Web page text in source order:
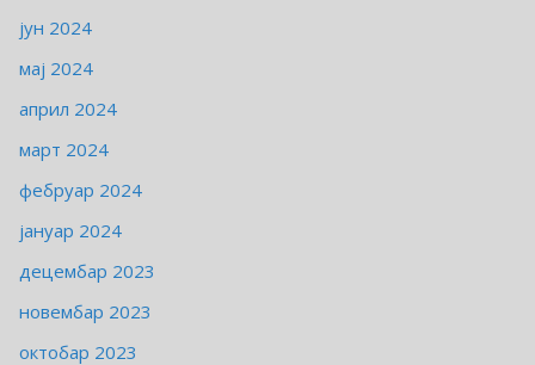
јун 2024
мај 2024
април 2024
март 2024
фебруар 2024
јануар 2024
децембар 2023
новембар 2023
октобар 2023